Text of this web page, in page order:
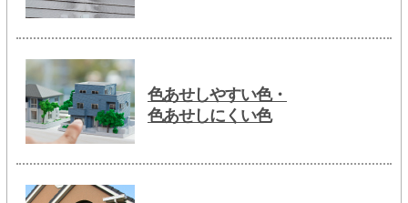
色あせしやすい色・
色あせしにくい色